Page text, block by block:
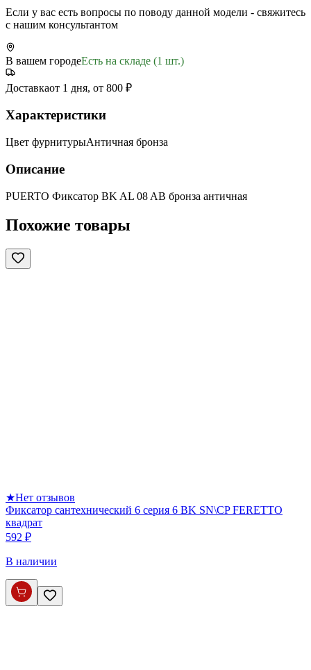
Если у вас есть вопросы по поводу данной модели - свяжитесь
с нашим консультантом
В вашем городеЕсть на складе (1 шт.)
Доставкаот 1 дня, от 800 ₽
Характеристики
Цвет фурнитурыАнтичная бронза
Описание
PUERTO Фиксатор BK AL 08 AB бронза античная
Похожие товары
★Нет отзывов
Фиксатор сантехнический 6 серия 6 BK SN\CP FERETTO
квадрат
592 ₽
В наличии